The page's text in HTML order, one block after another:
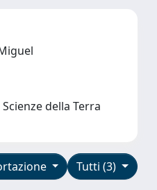
della Terra
Tutti (3)